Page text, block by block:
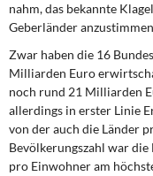
Über mich
Kontakt
nahm, das bekannte
Geberländer
Zwar haben die 16
Milliarden Euro
noch rund 21 Milliarden
allerdings in erster Linie
von der auch die Länder
Bevölkerungszahl war
pro Einwohner am